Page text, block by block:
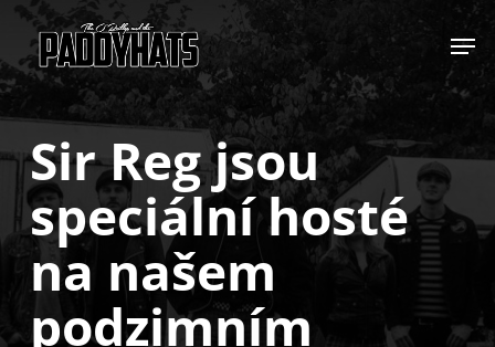
Skip
main
content
Jump to
Sir Reg jsou
speciální hosté
na našem
podzimním